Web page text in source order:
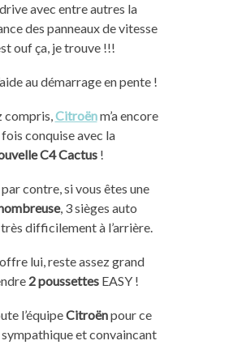
avec entre autres la
des panneaux de vitesse
oufça, je trouve !!!
au démarrage en pente !
compris,Citroënm’a encore
fois conquise avec la
C4Cactus!
contre, si vous êtes une
, 3 sièges auto
très difficilement à l’arrière.
lui, reste assez grand
2 poussettes EASY!
l’équipeCitroënpour ce
et convaincant